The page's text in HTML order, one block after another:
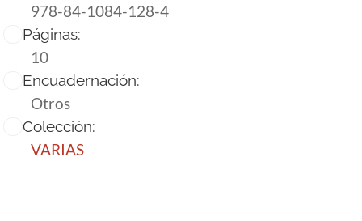
978-84-1084-128-4
Páginas:
10
Encuadernación:
Otros
Colección:
VARIAS